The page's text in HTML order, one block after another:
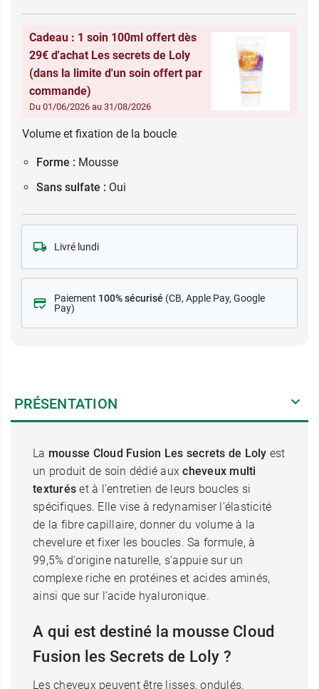
Cadeau : 1 soin 100ml offert dès
29€ d'achat Les secrets de Loly
(dans la limite d'un soin offert par
commande)
Du 01/06/2026 au 31/08/2026
Volume et fixation de la boucle
Forme : Mousse
Sans sulfate : Oui
Livré lundi
Paiement 100% sécurisé (CB, Apple Pay, Google
Pay)
PRÉSENTATION
La mousse Cloud Fusion Les secrets de Loly est
un produit de soin dédié auxcheveux multi
texturés et à l'entretien de leurs boucles si
spécifiques. Elle vise à redynamiser l'élasticité
de la fibre capillaire, donner du volume à la
chevelure et fixer les boucles. Sa formule, à
99,5% d'origine naturelle, s'appuie sur un
complexe riche en protéines et acides aminés,
ainsi que sur l'acide hyaluronique.
A qui est destiné la mousse Cloud
Fusion les Secrets de Loly ?
Les cheveux peuvent être lisses, ondulés,